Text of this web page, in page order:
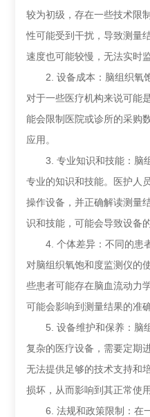
较为初级，存在一些技术限
性可能受到干扰，导致测量
速度也可能较慢，无法实时
2. 设备成本：脑组织氧
对于一些医疗机构来说可能
能会限制医院或诊所的采购
应用。
3. 专业知识和技能：脑
专业的知识和技能。医护人
操作设备，并正确解读测量
识和技能，可能会导致设备
4. 个体差异：不同的患
对脑组织氧饱和度监测仪的
些患者可能存在脑血流动力
可能会影响到测量结果的准确
5. 设备维护和保养：脑
复杂的医疗设备，需要定期
无法提供足够的技术支持和
损坏，从而影响到其正常使用
6. 法规和政策限制：在